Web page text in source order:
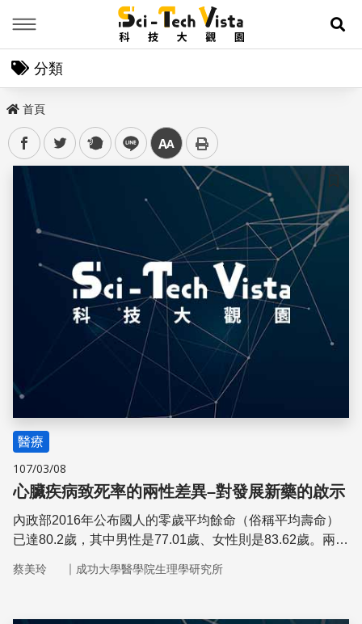
展
分類
首頁
facebooktwitter plurk line 中
儲存
醫療
107/03/08
心臟疾病致死率的兩性差異–對發展新藥的啟示
內政部2016年公布國人的零歲平均餘命（俗稱平均壽命）
已達80.2歲，其中男性是77.01歲、女性則是83.62歲。兩性
死率差異的研究讓我們看到了雌激素可能有保護受損心臟的
蔡美玲 ｜ 成功大學醫學院生理學研究所